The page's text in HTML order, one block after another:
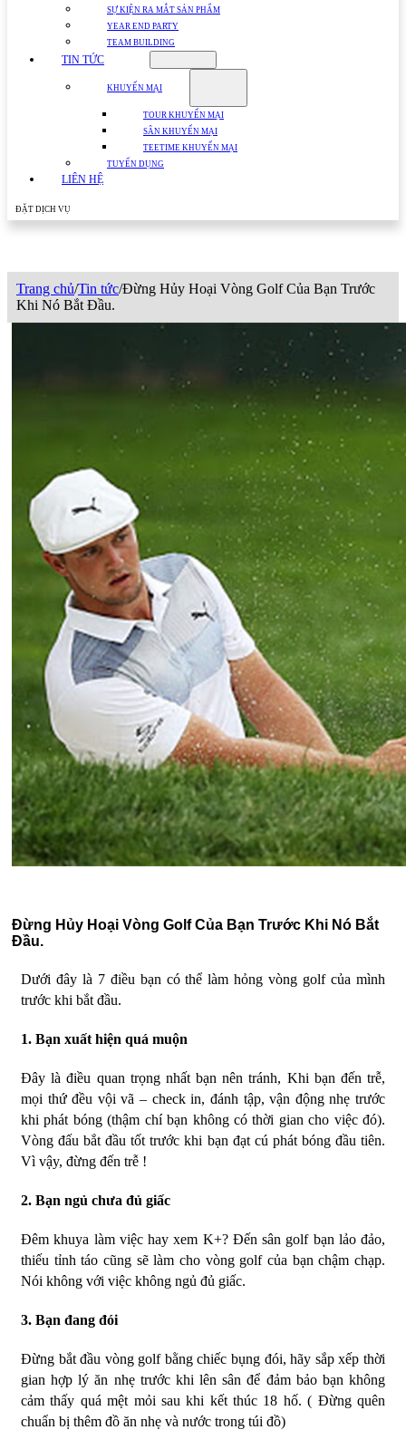
SỰ KIỆN RA MẮT SẢN PHẨM
YEAR END PARTY
TEAM BUILDING
TIN TỨC
KHUYẾN MẠI
TOUR KHUYẾN MẠI
SÂN KHUYẾN MẠI
TEETIME KHUYẾN MẠI
TUYỂN DỤNG
LIÊN HỆ
ĐẶT DỊCH VỤ
Trang chủ/Tin tức/Đừng Hủy Hoại Vòng Golf Của Bạn Trước
Khi Nó Bắt Đầu.
Đừng Hủy Hoại Vòng Golf Của Bạn Trước Khi Nó Bắt
Đầu.
Dưới đây là 7 điều bạn có thể làm hỏng vòng golf của mình
trước khi bắt đầu.
1. Bạn xuất hiện quá muộn
Đây là điều quan trọng nhất bạn nên tránh, Khi bạn đến trễ,
mọi thứ đều vội vã – check in, đánh tập, vận động nhẹ trước
khi phát bóng (thậm chí bạn không có thời gian cho việc đó).
Vòng đấu bắt đầu tốt trước khi bạn đạt cú phát bóng đầu tiên.
Vì vậy, đừng đến trễ !
2. Bạn ngủ chưa đủ giấc
Đêm khuya làm việc hay xem K+? Đến sân golf bạn lảo đảo,
thiếu tỉnh táo cũng sẽ làm cho vòng golf của bạn chậm chạp.
Nói không với việc không ngủ đủ giấc.
3. Bạn đang đói
Đừng bắt đầu vòng golf bằng chiếc bụng đói, hãy sắp xếp thời
gian hợp lý ăn nhẹ trước khi lên sân để đảm bảo bạn không
cảm thấy quá mệt mỏi sau khi kết thúc 18 hố. ( Đừng quên
chuẩn bị thêm đồ ăn nhẹ và nước trong túi đồ)